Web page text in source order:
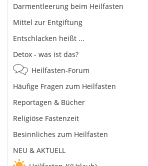
Darmentleerung beim Heilfasten
Mittel zur Entgiftung
Entschlacken heißt ...
Detox - was ist das?
Heilfasten-Forum
Häufige Fragen zum Heilfasten
Reportagen & Bücher
Religiöse Fastenzeit
Besinnliches zum Heilfasten
NEU & AKTUELL